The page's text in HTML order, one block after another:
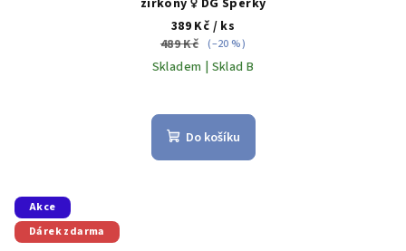
zirkony ♀️ DG Šperky
389 Kč / ks
489 Kč (–20 %)
Skladem | Sklad B
Do košíku
Akce
Dárek zdarma